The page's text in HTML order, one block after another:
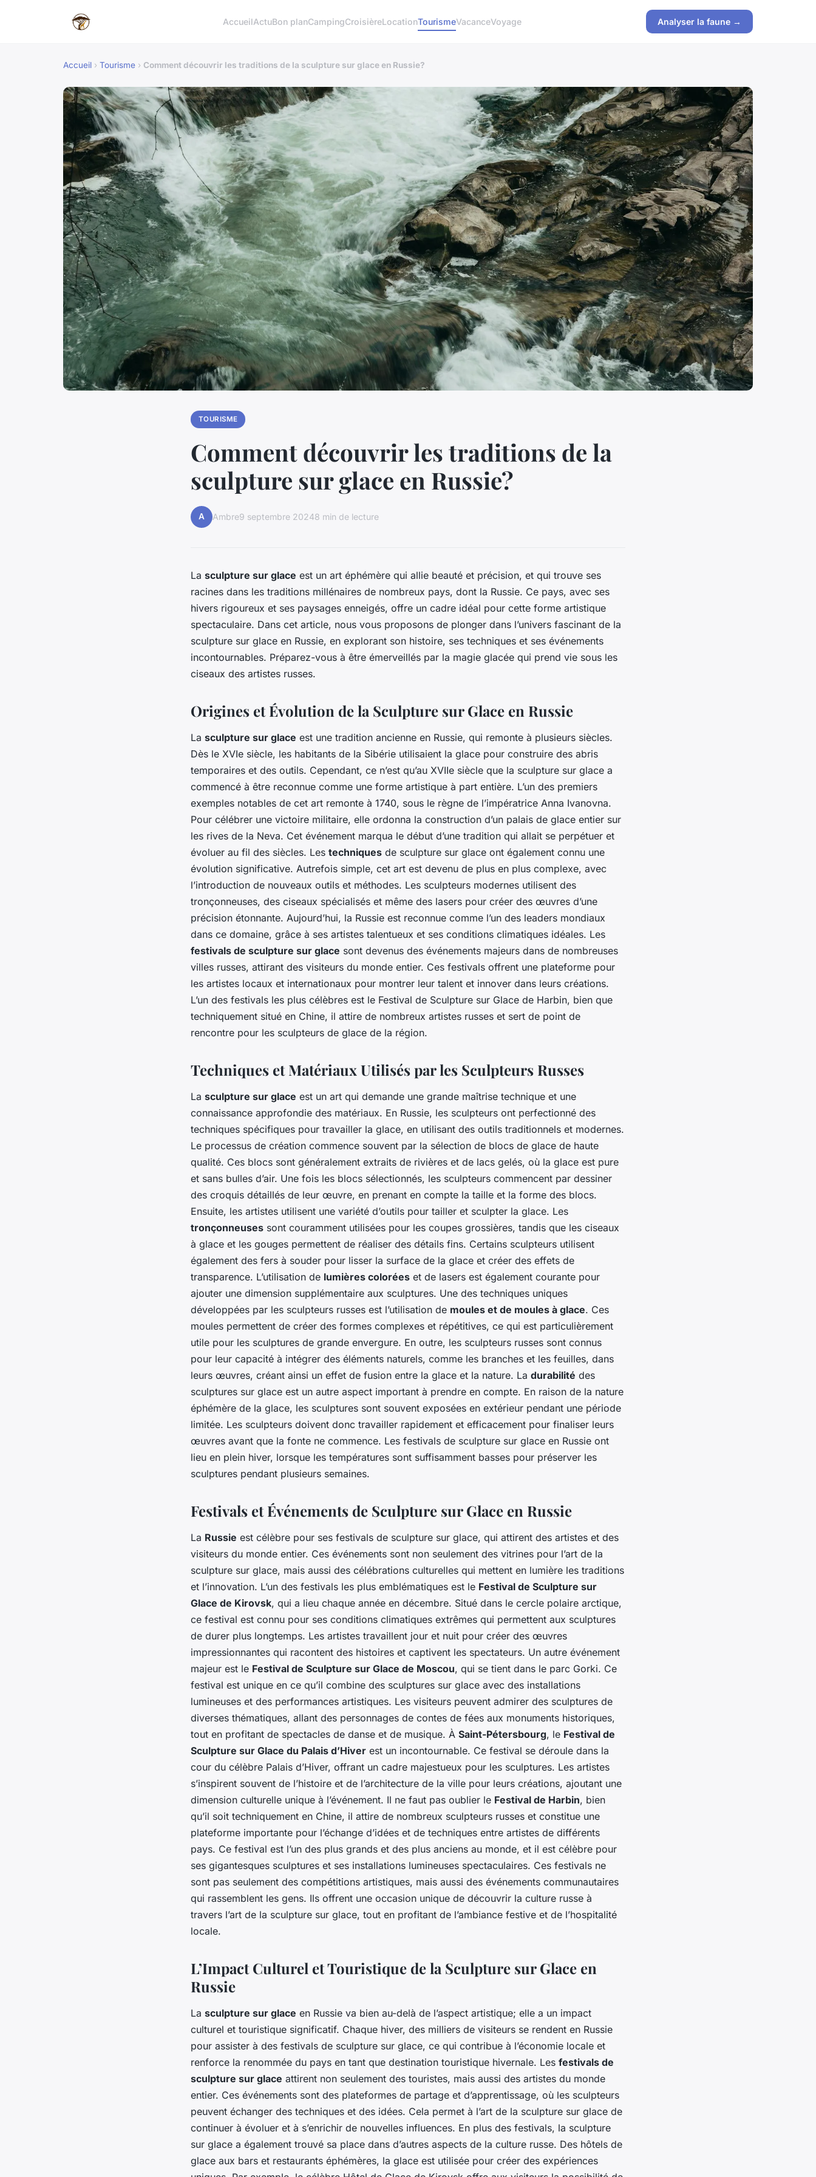
AccueilActuBon planCampingCroisièreLocationTourismeVacanceVoyage Analyser la faune →
Accueil › Tourisme › Comment découvrir les traditions de la sculpture sur glace en Russie?
TOURISME
Comment découvrir les traditions de la
sculpture sur glace en Russie?
A Ambre9 septembre 20248 min de lecture
La sculpture sur glace est un art éphémère qui allie beauté et précision, et qui trouve ses
racines dans les traditions millénaires de nombreux pays, dont la Russie. Ce pays, avec ses
hivers rigoureux et ses paysages enneigés, offre un cadre idéal pour cette forme artistique
spectaculaire. Dans cet article, nous vous proposons de plonger dans l’univers fascinant de la
sculpture sur glace en Russie, en explorant son histoire, ses techniques et ses événements
incontournables. Préparez-vous à être émerveillés par la magie glacée qui prend vie sous les
ciseaux des artistes russes.
Origines et Évolution de la Sculpture sur Glace en Russie
La sculpture sur glace est une tradition ancienne en Russie, qui remonte à plusieurs siècles.
Dès le XVIe siècle, les habitants de la Sibérie utilisaient la glace pour construire des abris
temporaires et des outils. Cependant, ce n’est qu’au XVIIe siècle que la sculpture sur glace a
commencé à être reconnue comme une forme artistique à part entière. L’un des premiers
exemples notables de cet art remonte à 1740, sous le règne de l’impératrice Anna Ivanovna.
Pour célébrer une victoire militaire, elle ordonna la construction d’un palais de glace entier sur
les rives de la Neva. Cet événement marqua le début d’une tradition qui allait se perpétuer et
évoluer au fil des siècles. Les techniques de sculpture sur glace ont également connu une
évolution significative. Autrefois simple, cet art est devenu de plus en plus complexe, avec
l’introduction de nouveaux outils et méthodes. Les sculpteurs modernes utilisent des
tronçonneuses, des ciseaux spécialisés et même des lasers pour créer des œuvres d’une
précision étonnante. Aujourd’hui, la Russie est reconnue comme l’un des leaders mondiaux
dans ce domaine, grâce à ses artistes talentueux et ses conditions climatiques idéales. Les
festivals de sculpture sur glace sont devenus des événements majeurs dans de nombreuses
villes russes, attirant des visiteurs du monde entier. Ces festivals offrent une plateforme pour
les artistes locaux et internationaux pour montrer leur talent et innover dans leurs créations.
L’un des festivals les plus célèbres est le Festival de Sculpture sur Glace de Harbin, bien que
techniquement situé en Chine, il attire de nombreux artistes russes et sert de point de
rencontre pour les sculpteurs de glace de la région.
Techniques et Matériaux Utilisés par les Sculpteurs Russes
La sculpture sur glace est un art qui demande une grande maîtrise technique et une
connaissance approfondie des matériaux. En Russie, les sculpteurs ont perfectionné des
techniques spécifiques pour travailler la glace, en utilisant des outils traditionnels et modernes.
Le processus de création commence souvent par la sélection de blocs de glace de haute
qualité. Ces blocs sont généralement extraits de rivières et de lacs gelés, où la glace est pure
et sans bulles d’air. Une fois les blocs sélectionnés, les sculpteurs commencent par dessiner
des croquis détaillés de leur œuvre, en prenant en compte la taille et la forme des blocs.
Ensuite, les artistes utilisent une variété d’outils pour tailler et sculpter la glace. Les
tronçonneuses sont couramment utilisées pour les coupes grossières, tandis que les ciseaux
à glace et les gouges permettent de réaliser des détails fins. Certains sculpteurs utilisent
également des fers à souder pour lisser la surface de la glace et créer des effets de
transparence. L’utilisation de lumières colorées et de lasers est également courante pour
ajouter une dimension supplémentaire aux sculptures. Une des techniques uniques
développées par les sculpteurs russes est l’utilisation de moules et de moules à glace. Ces
moules permettent de créer des formes complexes et répétitives, ce qui est particulièrement
utile pour les sculptures de grande envergure. En outre, les sculpteurs russes sont connus
pour leur capacité à intégrer des éléments naturels, comme les branches et les feuilles, dans
leurs œuvres, créant ainsi un effet de fusion entre la glace et la nature. La durabilité des
sculptures sur glace est un autre aspect important à prendre en compte. En raison de la nature
éphémère de la glace, les sculptures sont souvent exposées en extérieur pendant une période
limitée. Les sculpteurs doivent donc travailler rapidement et efficacement pour finaliser leurs
œuvres avant que la fonte ne commence. Les festivals de sculpture sur glace en Russie ont
lieu en plein hiver, lorsque les températures sont suffisamment basses pour préserver les
sculptures pendant plusieurs semaines.
Festivals et Événements de Sculpture sur Glace en Russie
La Russie est célèbre pour ses festivals de sculpture sur glace, qui attirent des artistes et des
visiteurs du monde entier. Ces événements sont non seulement des vitrines pour l’art de la
sculpture sur glace, mais aussi des célébrations culturelles qui mettent en lumière les traditions
et l’innovation. L’un des festivals les plus emblématiques est le Festival de Sculpture sur
Glace de Kirovsk, qui a lieu chaque année en décembre. Situé dans le cercle polaire arctique,
ce festival est connu pour ses conditions climatiques extrêmes qui permettent aux sculptures
de durer plus longtemps. Les artistes travaillent jour et nuit pour créer des œuvres
impressionnantes qui racontent des histoires et captivent les spectateurs. Un autre événement
majeur est le Festival de Sculpture sur Glace de Moscou, qui se tient dans le parc Gorki. Ce
festival est unique en ce qu’il combine des sculptures sur glace avec des installations
lumineuses et des performances artistiques. Les visiteurs peuvent admirer des sculptures de
diverses thématiques, allant des personnages de contes de fées aux monuments historiques,
tout en profitant de spectacles de danse et de musique. À Saint-Pétersbourg, le Festival de
Sculpture sur Glace du Palais d’Hiver est un incontournable. Ce festival se déroule dans la
cour du célèbre Palais d’Hiver, offrant un cadre majestueux pour les sculptures. Les artistes
s’inspirent souvent de l’histoire et de l’architecture de la ville pour leurs créations, ajoutant une
dimension culturelle unique à l’événement. Il ne faut pas oublier le Festival de Harbin, bien
qu’il soit techniquement en Chine, il attire de nombreux sculpteurs russes et constitue une
plateforme importante pour l’échange d’idées et de techniques entre artistes de différents
pays. Ce festival est l’un des plus grands et des plus anciens au monde, et il est célèbre pour
ses gigantesques sculptures et ses installations lumineuses spectaculaires. Ces festivals ne
sont pas seulement des compétitions artistiques, mais aussi des événements communautaires
qui rassemblent les gens. Ils offrent une occasion unique de découvrir la culture russe à
travers l’art de la sculpture sur glace, tout en profitant de l’ambiance festive et de l’hospitalité
locale.
L’Impact Culturel et Touristique de la Sculpture sur Glace en
Russie
La sculpture sur glace en Russie va bien au-delà de l’aspect artistique; elle a un impact
culturel et touristique significatif. Chaque hiver, des milliers de visiteurs se rendent en Russie
pour assister à des festivals de sculpture sur glace, ce qui contribue à l’économie locale et
renforce la renommée du pays en tant que destination touristique hivernale. Les festivals de
sculpture sur glace attirent non seulement des touristes, mais aussi des artistes du monde
entier. Ces événements sont des plateformes de partage et d’apprentissage, où les sculpteurs
peuvent échanger des techniques et des idées. Cela permet à l’art de la sculpture sur glace de
continuer à évoluer et à s’enrichir de nouvelles influences. En plus des festivals, la sculpture
sur glace a également trouvé sa place dans d’autres aspects de la culture russe. Des hôtels de
glace aux bars et restaurants éphémères, la glace est utilisée pour créer des expériences